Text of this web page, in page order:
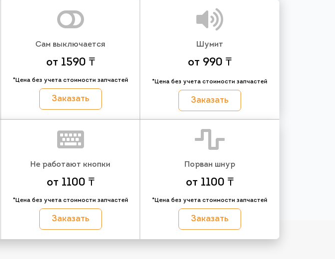
Сам выключается
от 1590 ₸
*Цена без учета стоимости запчастей
Заказать
Шумит
от 990 ₸
*Цена без учета стоимости запчастей
Заказать
Не работают кнопки
от 1100 ₸
*Цена без учета стоимости запчастей
Заказать
Порван шнур
от 1100 ₸
*Цена без учета стоимости запчастей
Заказать